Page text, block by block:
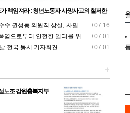
책임져라 : 청년노동자 사망사고의 철저한
+07.16
성동 의원직 상실, 사필귀정이다
+07.01
한 민주노총 강원지역본부 폭염감시단 선포 기자회견
+07.01
전국 동시 기자회견
+
노조 강원충북지부